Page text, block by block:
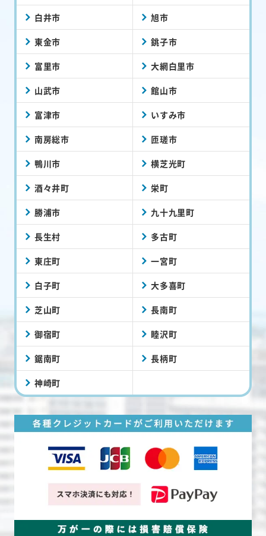
白井市 旭市
東金市 銚子市
富里市 大網白里市
山武市 館山市
富津市 いすみ市
南房総市 匝瑳市
鴨川市 横芝光町
酒々井町 栄町
勝浦市 九十九里町
長生村 多古町
東庄町 一宮町
白子町 大多喜町
芝山町 長南町
御宿町 睦沢町
鋸南町 長柄町
神崎町